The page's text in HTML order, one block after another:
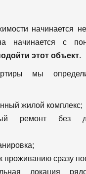
начинается
начинается с
этот объект.
мы
жилой комплекс;
ремонт без
проживанию сразу
локация